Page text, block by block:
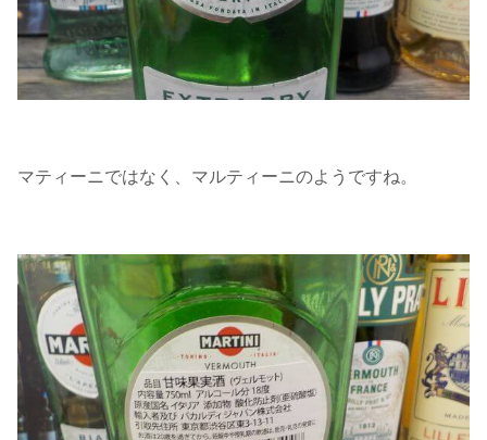
マティーニではなく、マルティーニのようですね。